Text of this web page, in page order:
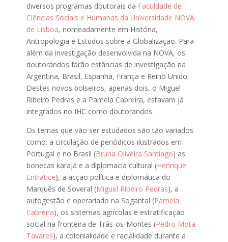
diversos programas doutorais da Faculdade de
Ciências Sociais e Humanas da Universidade NOVA
de Lisboa, nomeadamente em História,
Antropologia e Estudos sobre a Globalização. Para
além da investigação desenvolvida na NOVA, os
doutorandos farão estâncias de investigação na
Argentina, Brasil, Espanha, França e Reino Unido.
Destes novos bolseiros, apenas dois, o Miguel
Ribeiro Pedras e a Pamela Cabreira, estavam já
integrados no IHC como doutorandos.
Os temas que vão ser estudados são tão variados
como: a circulação de periódicos ilustrados em
Portugal e no Brasil (Bruna Oliveira Santiago) as
bonecas karajá e a diplomacia cultural (Henrique
Entratice), a acção política e diplomática do
Marquês de Soveral (Miguel Ribeiro Pedras), a
autogestão e operariado na Sogantal (Pamela
Cabreira), os sistemas agrícolas e estratificação
social na fronteira de Trás-os-Montes (Pedro Mota
Tavares), a colonialidade e racialidade durante a